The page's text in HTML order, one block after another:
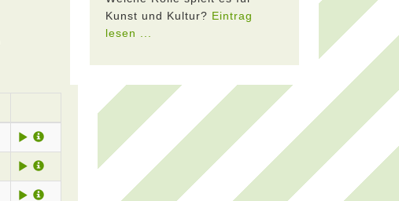
Kunst und Kultur? Eintrag
lesen ...